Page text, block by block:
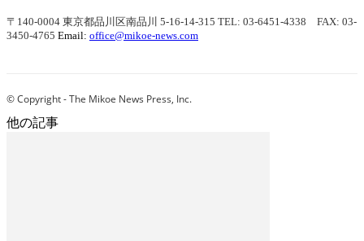
〒140-0004 東京都品川区南品川 5-16-14-315 TEL: 03-6451-4338 FAX: 03-
3450-4765 Email: office@mikoe-news.com
© Copyright - The Mikoe News Press, Inc.
他の記事